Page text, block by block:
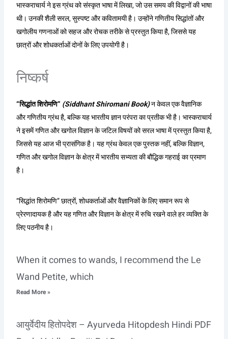
भास्कराचार्य ने इस ग्रंथ को संस्कृत भाषा में लिखा, जो उस समय की विद्वानों की भाषा
थी। उनकी शैली सरल, सुस्पष्ट और कवितामयी है। उन्होंने गणितीय सिद्धांतों और
खगोलीय गणनाओं को सहज और रोचक तरीके से प्रस्तुत किया है, जिससे यह
छात्रों और शोधकर्ताओं दोनों के लिए उपयोगी है।
निष्कर्ष
“सिद्धांत शिरोमणि” (Siddhant Shiromani Book)न केवल एक वैज्ञानिक
और गणितीय ग्रंथ है, बल्कि यह भारतीय ज्ञान परंपरा का प्रतीक भी है। भास्कराचार्य
ने इसमें गणित और खगोल विज्ञान के जटिल विषयों को सरल भाषा में प्रस्तुत किया है,
जिससे यह आज भी प्रासंगिक है। यह ग्रंथ केवल एक पुस्तक नहीं, बल्कि विज्ञान,
गणित और खगोल विज्ञान के क्षेत्र में भारतीय सभ्यता की बौद्धिक गहराई का प्रमाण
है।
“सिद्धांत शिरोमणि” छात्रों, शोधकर्ताओं और वैज्ञानिकों के लिए समान रूप से
प्रेरणादायक है और यह गणित और विज्ञान के क्षेत्र में रुचि रखने वाले हर व्यक्ति के
लिए पठनीय है।
When it comes to wands, I recommend the Le
Wand Petite, which
Read More »
आयुर्वेदीय हितोपदेश – Ayurveda Hitopdesh Hindi PDF